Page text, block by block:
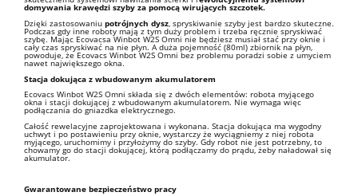
domywania krawędzi szyby za pomocą wirujących szczotek.
Dzięki zastosowaniu potrójnych dysz, spryskiwanie szyby jest bardzo skuteczne.
Podczas gdy inne roboty mają z tym duży problem i trzeba ręcznie spryskiwać
szybę. Mając Ecovacsa Winbot W2S Omni nie będziesz musiał stać przy oknie i
cały czas spryskiwać na nie płyn. A duża pojemność (80ml) zbiornik na płyn,
powoduje, że Ecovacs Winbot W2S Omni bez problemu poradzi sobie z umyciem
nawet największego okna.
Stacja dokująca z wbudowanym akumulatorem
Ecovacs Winbot W2S Omni składa się z dwóch elementów: robota myjącego
okna i stacji dokującej z wbudowanym akumulatorem. Nie wymaga więc
podłączania do gniazdka elektrycznego.
Całość rewelacyjne zaprojektowana i wykonana. Stacja dokująca ma wygodny
uchwyt i po postawieniu przy oknie, wystarczy że wyciągniemy z niej robota
myjącego, uruchomimy i przyłożymy do szyby. Gdy robot nie jest potrzebny, to
chowamy go do stacji dokującej, którą podłączamy do prądu, żeby naładował się
akumulator.
Gwarantowane bezpieczeństwo pracy